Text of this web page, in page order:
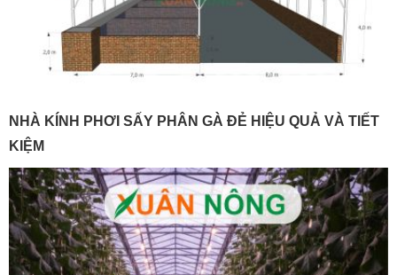
NHÀ KÍNH PHƠI SẤY PHÂN GÀ ĐẺ HIỆU QUẢ VÀ TIẾT
KIỆM